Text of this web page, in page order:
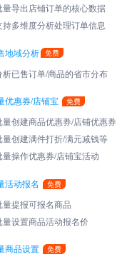
量导出店铺订单的核心数据
持多维度分析处理订单信息
地域分析
析已售订单/商品的省市分布
优惠券/店铺宝
量创建商品优惠券/店铺优惠券
量创建满件打折/满元减钱等
量操作优惠券/店铺宝活动
活动报名
量提报可报名商品
量设置商品活动报名价
商品设置